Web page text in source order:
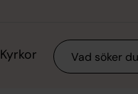
Kyrkor Sök